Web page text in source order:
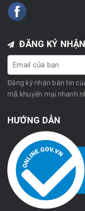
ĐĂNG KÝ
Đăng ký nhận bản tin
mã khuyến mại nhanh
HƯỚNG DẪN